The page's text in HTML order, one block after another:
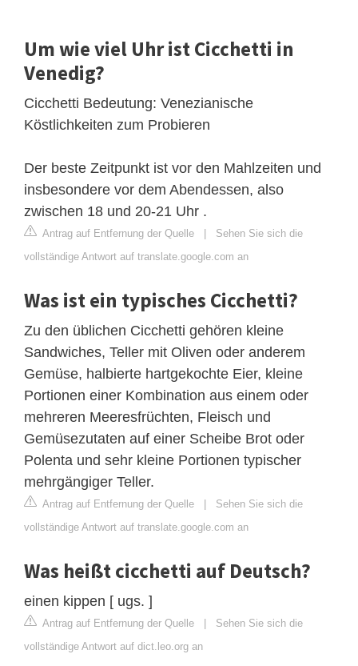
Um wie viel Uhr ist Cicchetti in
Venedig?
Cicchetti Bedeutung: Venezianische
Köstlichkeiten zum Probieren
Der beste Zeitpunkt ist vor den Mahlzeiten und
insbesondere vor dem Abendessen, also
zwischen 18 und 20-21 Uhr .
Antrag auf Entfernung der Quelle | Sehen Sie sich die
vollständige Antwort auf translate.google.com an
Was ist ein typisches Cicchetti?
Zu den üblichen Cicchetti gehören kleine
Sandwiches, Teller mit Oliven oder anderem
Gemüse, halbierte hartgekochte Eier, kleine
Portionen einer Kombination aus einem oder
mehreren Meeresfrüchten, Fleisch und
Gemüsezutaten auf einer Scheibe Brot oder
Polenta und sehr kleine Portionen typischer
mehrgängiger Teller.
Antrag auf Entfernung der Quelle | Sehen Sie sich die
vollständige Antwort auf translate.google.com an
Was heißt cicchetti auf Deutsch?
einen kippen [ ugs. ]
Antrag auf Entfernung der Quelle | Sehen Sie sich die
vollständige Antwort auf dict.leo.org an